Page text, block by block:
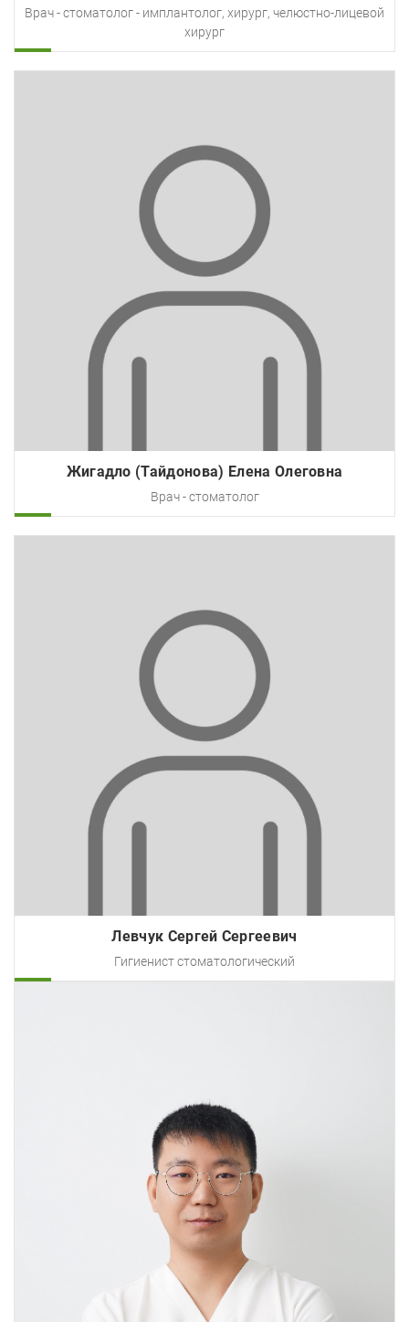
Врач - стоматолог - имплантолог, хирург, челюстно-лицевой
хирург
Жигадло (Тайдонова) Елена Олеговна
Врач - стоматолог
Левчук Сергей Сергеевич
Гигиенист стоматологический